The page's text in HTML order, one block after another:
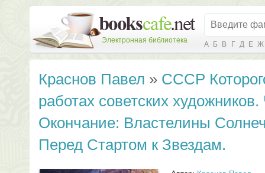
Электронная библиотека А Б В Г Д Е Ж
Краснов Павел » СССР
работах советских
Окончание: Властелины
Перед Стартом к Звездам.